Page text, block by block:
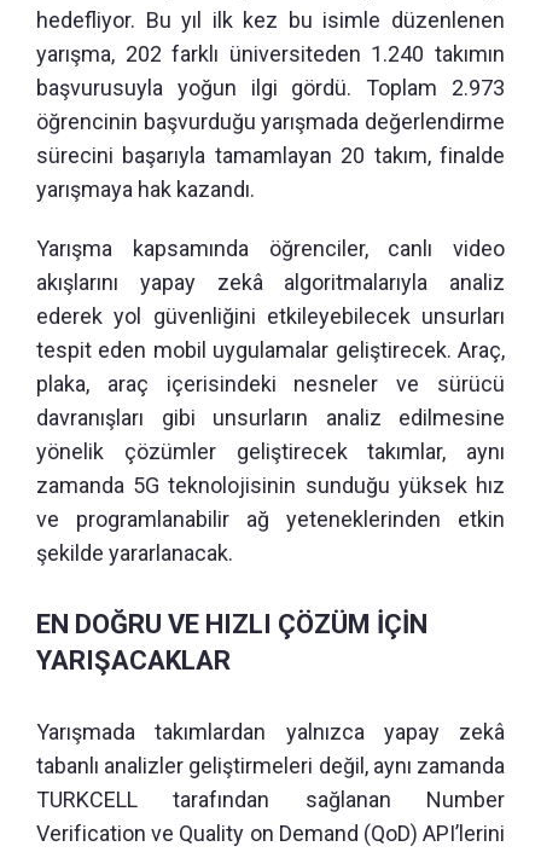
hedefliyor. Bu yıl ilk kez bu isimle düzenlenen
yarışma, 202 farklı üniversiteden 1.240 takımın
başvurusuyla yoğun ilgi gördü. Toplam 2.973
öğrencinin başvurduğu yarışmada değerlendirme
sürecini başarıyla tamamlayan 20 takım, finalde
yarışmaya hak kazandı.
Yarışma kapsamında öğrenciler, canlı video
akışlarını yapay zekâ algoritmalarıyla analiz
ederek yol güvenliğini etkileyebilecek unsurları
tespit eden mobil uygulamalar geliştirecek. Araç,
plaka, araç içerisindeki nesneler ve sürücü
davranışları gibi unsurların analiz edilmesine
yönelik çözümler geliştirecek takımlar, aynı
zamanda 5G teknolojisinin sunduğu yüksek hız
ve programlanabilir ağ yeteneklerinden etkin
şekilde yararlanacak.
EN DOĞRU VE HIZLI ÇÖZÜM İÇİN
YARIŞACAKLAR
Yarışmada takımlardan yalnızca yapay zekâ
tabanlı analizler geliştirmeleri değil, aynı zamanda
TURKCELL tarafından sağlanan Number
Verification ve Quality on Demand (QoD) API’lerini